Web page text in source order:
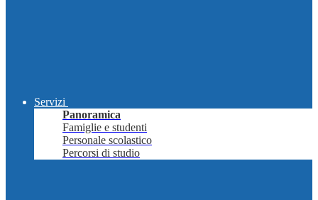
Servizi
Panoramica
Famiglie e studenti
Personale scolastico
Percorsi di studio